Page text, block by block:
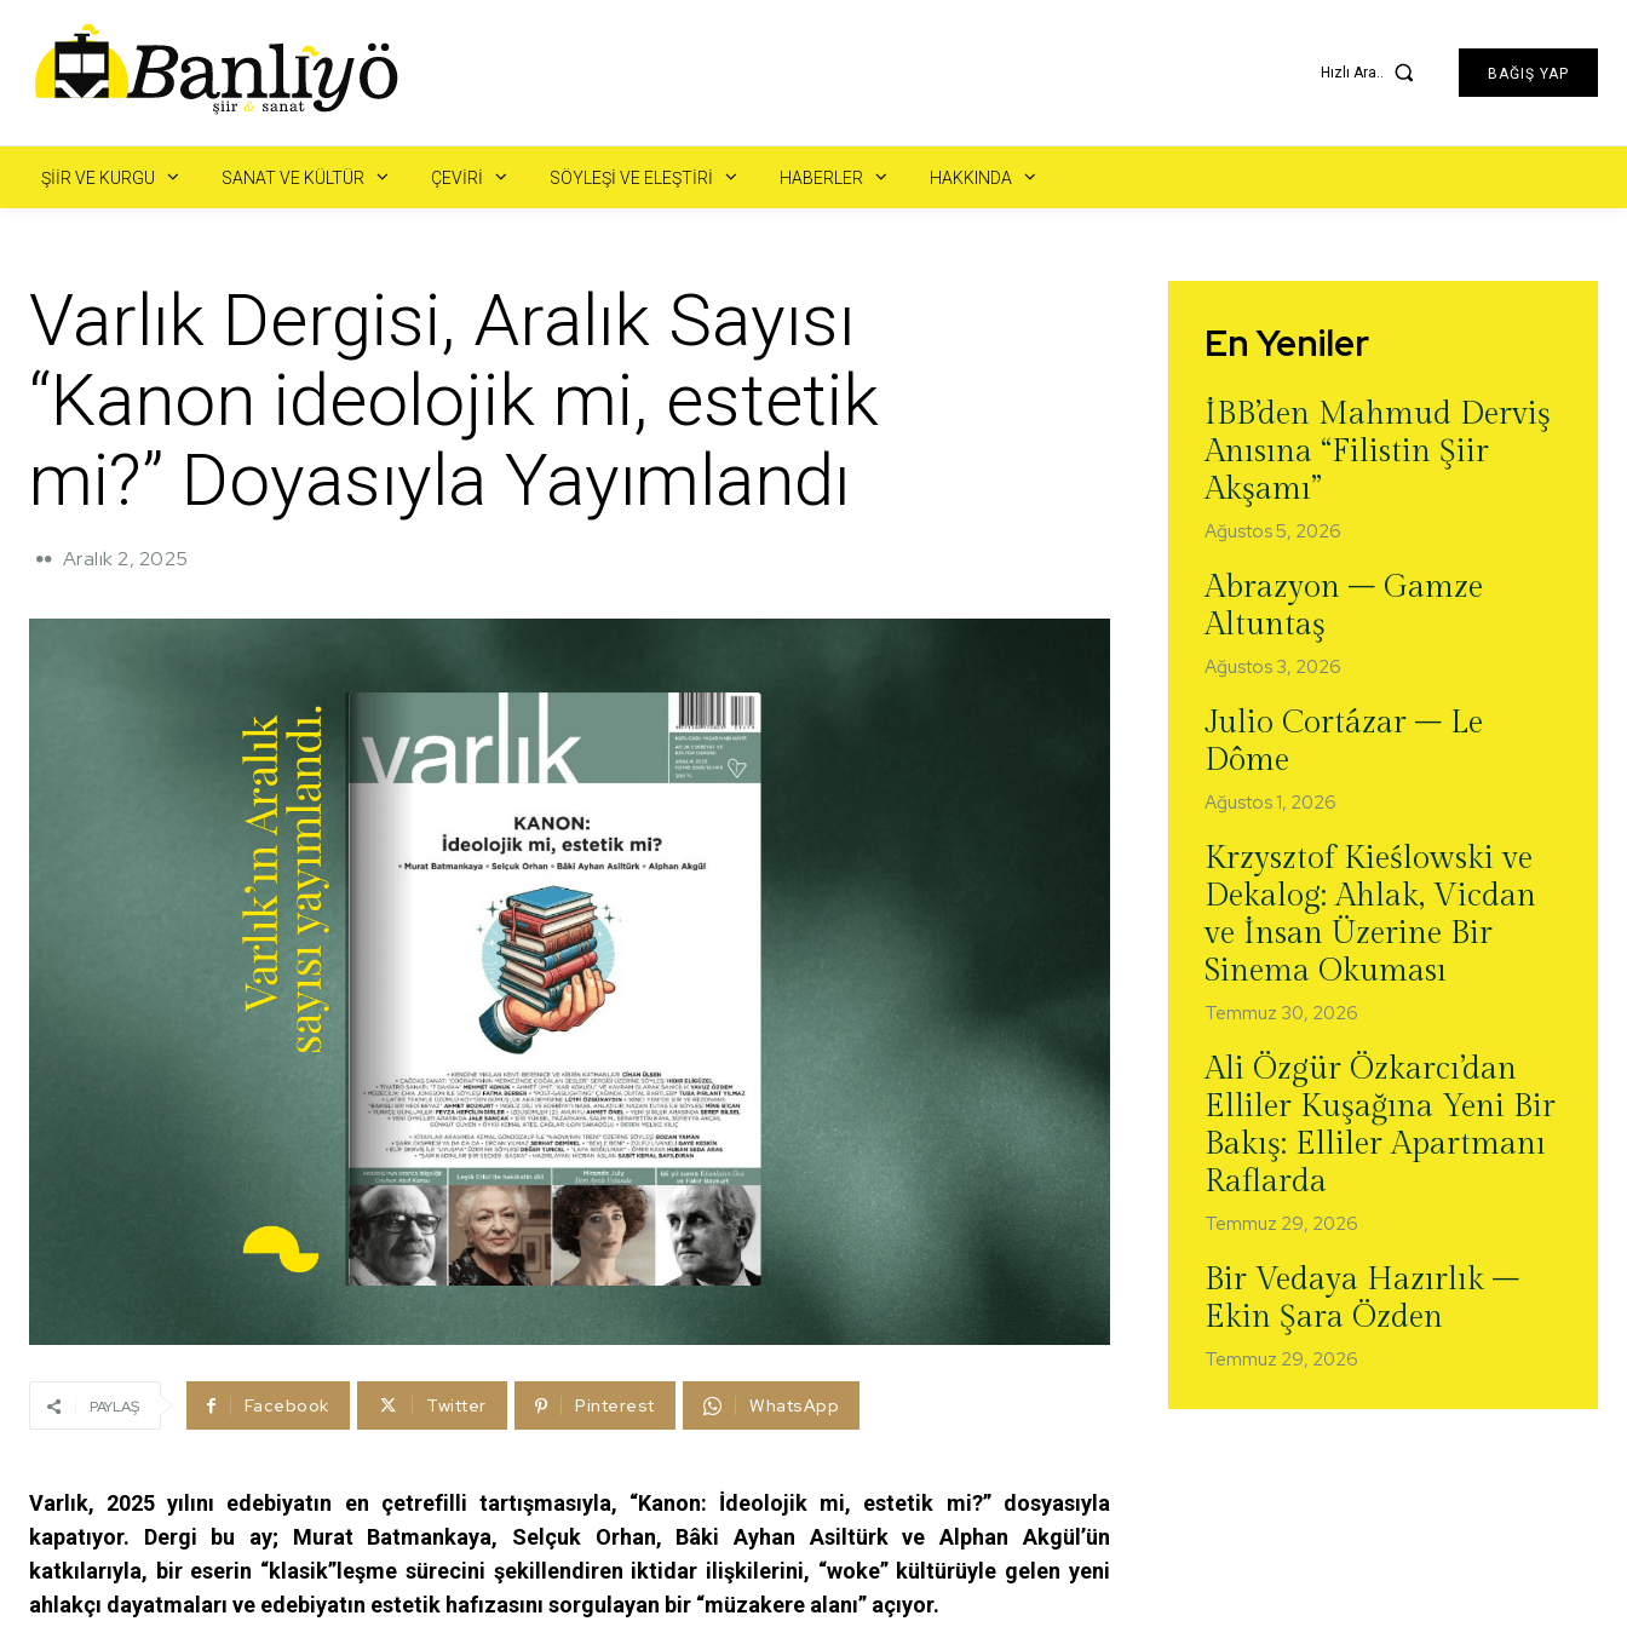
Hızlı Ara.. BAĞIŞ YAP
ŞIIR VE KURGU SANAT VE KÜLTÜR ÇEVIRI SÖYLEŞI VE ELEŞTIRI HABERLER HAKKINDA
Varlık Dergisi, Aralık Sayısı
“Kanon ideolojik mi, estetik
mi?” Doyasıyla Yayımlandı
Aralık 2, 2025
PAYLAŞ Facebook Twitter Pinterest WhatsApp
Varlık, 2025 yılını edebiyatın en çetrefilli tartışmasıyla, “Kanon: İdeolojik mi, estetik mi?” dosyasıyla
kapatıyor. Dergi bu ay; Murat Batmankaya, Selçuk Orhan, Bâki Ayhan Asiltürk ve Alphan Akgül’ün
katkılarıyla, bir eserin “klasik”leşme sürecini şekillendiren iktidar ilişkilerini, “woke” kültürüyle gelen yeni
ahlakçı dayatmaları ve edebiyatın estetik hafızasını sorgulayan bir “müzakere alanı” açıyor.
En Yeniler
İBB’den Mahmud Derviş
Anısına “Filistin Şiir
Akşamı”
Ağustos 5, 2026
Abrazyon – Gamze
Altuntaş
Ağustos 3, 2026
Julio Cortázar – Le
Dôme
Ağustos 1, 2026
Krzysztof Kieślowski ve
Dekalog: Ahlak, Vicdan
ve İnsan Üzerine Bir
Sinema Okuması
Temmuz 30, 2026
Ali Özgür Özkarcı’dan
Elliler Kuşağına Yeni Bir
Bakış: Elliler Apartmanı
Raflarda
Temmuz 29, 2026
Bir Vedaya Hazırlık –
Ekin Şara Özden
Temmuz 29, 2026